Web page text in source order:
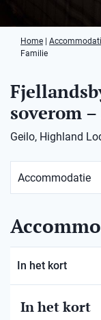
Home
Familie
soverom
Geilo, Highland
In het kort
In het kort